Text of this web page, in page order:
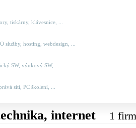
tiskárny, klávesnice, ...
služby, hosting, webdesign, ...
SW, výukový SW, ...
sítí, PC školení, ...
internet 1